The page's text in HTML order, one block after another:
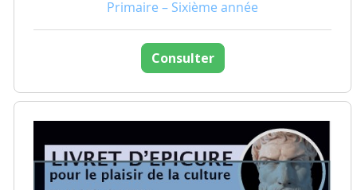
Primaire – Sixième année
Consulter